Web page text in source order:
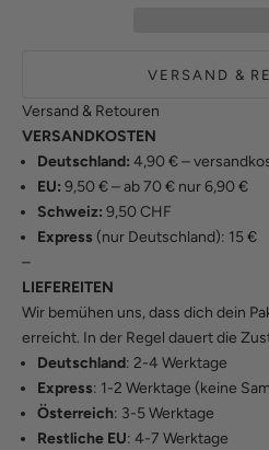
VERSAND &
Versand & Retouren
VERSANDKOSTEN
Deutschland: 4,90 € –
EU: 9,50 € – ab 70 € nur 6,90 €
Schweiz: 9,50 CHF
Express (nur Deutschland): 15 €
–
LIEFEREITEN
Wir bemühen uns, dass dich dein
erreicht. In der Regel dauert die
Deutschland: 2-4 Werktage
Express: 1-2 Werktage (keine
Österreich: 3-5 Werktage
Restliche EU: 4-7 Werktage